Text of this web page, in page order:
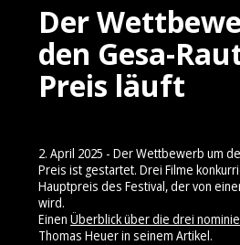
Der
den Gesa-
Preis läuft
2. April 2025 - Der Wettbewerb um
Preis ist gestartet. Drei Filme
Hauptpreis des Festival, der von
wird.
Einen Überblick über die drei
Thomas Heuer in seinem Artikel.